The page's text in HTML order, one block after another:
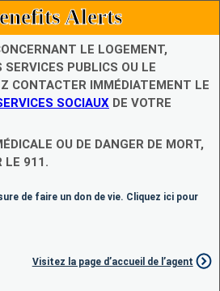
Alerts
LE LOGEMENT,
SERVICES PUBLICS OU LE
CONTACTER IMMÉDIATEMENT LE
SOCIAUX DE VOTRE
OU DE DANGER DE MORT,
LE 911.
de faire un don de vie. Cliquez ici pour
Visitez la page d’accueil de l’agent